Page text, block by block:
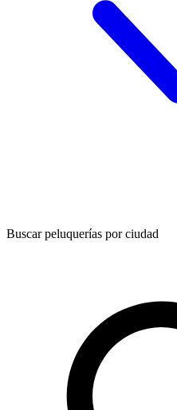
Buscar peluquerías por ciudad